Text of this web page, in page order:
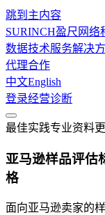
跳到主内容
SURINCH盈尺网络
数据技术服务解决
代理合作
中文English
登录经营诊断
最佳实践专业资料
亚马逊样品评估
格
面向亚马逊卖家的